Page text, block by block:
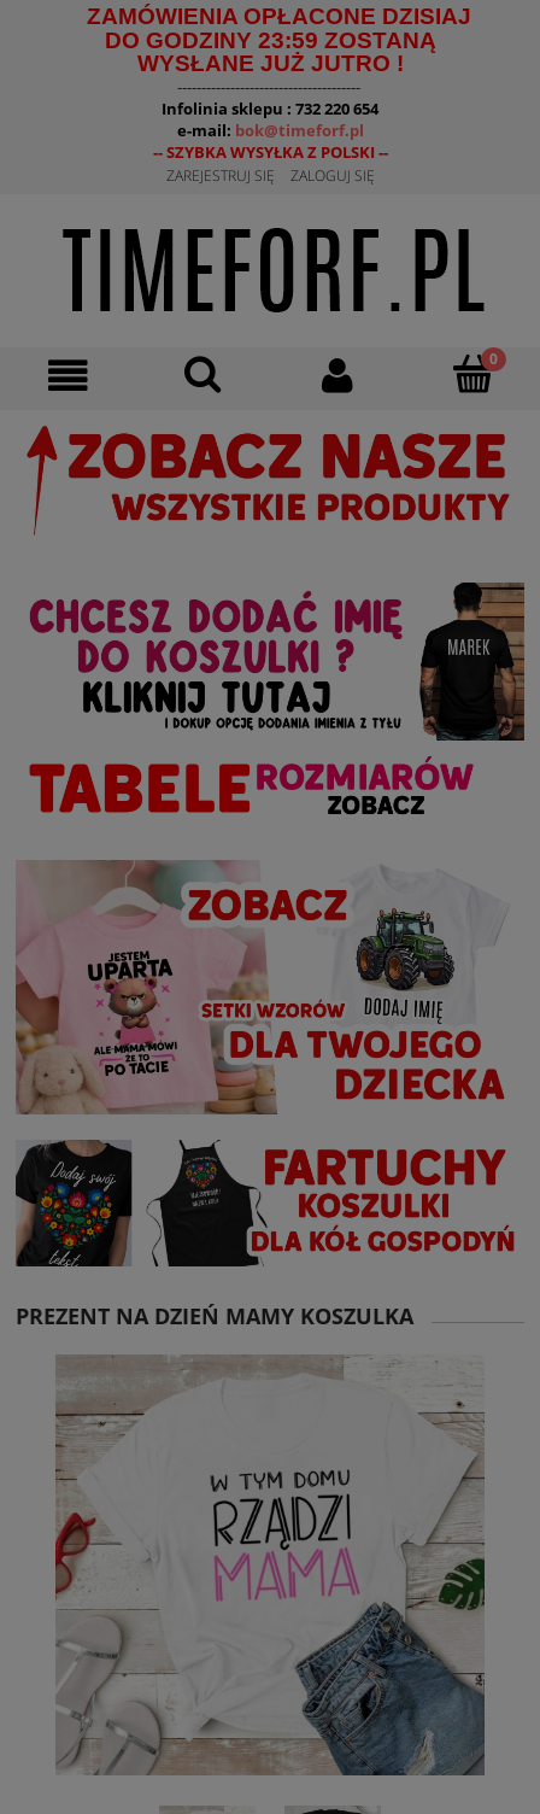
ZAMÓWIENIA OPŁACONE DZISIAJ
DO GODZINY 23:59 ZOSTANĄ
WYSŁANE JUŻ JUTRO !
--------------------------------------
Infolinia sklepu : 732 220 654
e-mail: bok@timeforf.pl
-- SZYBKA WYSYŁKA Z POLSKI --
ZAREJESTRUJ SIĘ ZALOGUJ SIĘ
PREZENT NA DZIEŃ MAMY KOSZULKA